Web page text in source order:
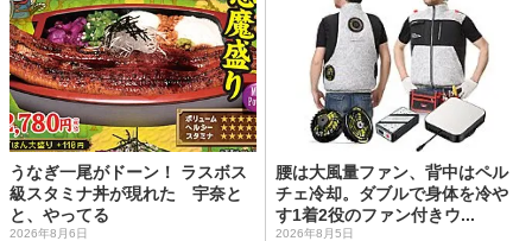
うなぎ一尾がドーン！ ラスボス
級スタミナ丼が現れた 宇奈と
と、やってる
2026年8月6日
腰は大風量ファン、背中はペル
チェ冷却。ダブルで身体を冷や
す1着2役のファン付きウ...
2026年8月5日